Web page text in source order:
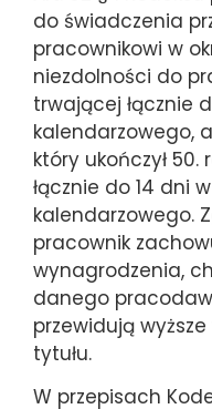
do świadczenia
pracownikowi w
niezdolności do
trwającej łącznie
kalendarzowego,
który ukończył
łącznie do 14 dni
kalendarzowego.
pracownik
wynagrodzenia,
danego
przewidują
tytułu.
W przepisach